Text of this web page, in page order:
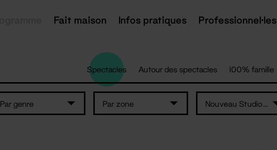
Fait maison Infos pratiques Professionnel·les
Spectacles Autour des spectacles 100% famille
Par genre Par zone Nouveau Studio Théâtre